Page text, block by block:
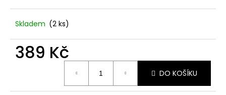
Skladem (2 ks)
389 Kč
DO KOŠÍKU
RŮŽE
449